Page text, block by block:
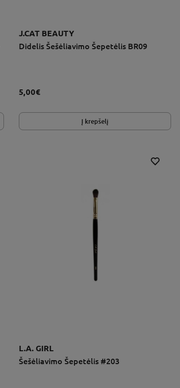
J.CAT BEAUTY
Didelis Šešėliavimo Šepetėlis BR09
5,00€
Į krepšelį
L.A. GIRL
Šešėliavimo Šepetėlis #203